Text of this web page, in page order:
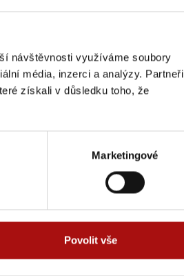
návštěvnosti využíváme soubory
média, inzerci a analýzy. Partneři
získali v důsledku toho, že
Marketingové
Povolit vše